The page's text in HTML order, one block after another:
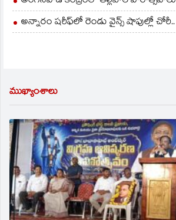
అన్నారం షరీఫ్‌లో రెండు వైన్స్ షాపుల్లో చోరీ..
ముఖ్యాంశాలు